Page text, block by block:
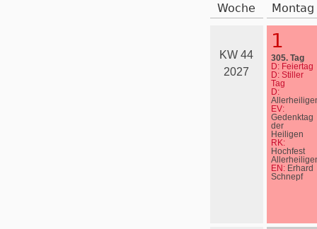
Woche Montag
KW 44
2027
1
305. Tag
D: Feiertag
D: Stiller
Tag
D:
EV:
Gedenktag
der
Heiligen
RK:
Hochfest
EN: Erhard
Schnepf